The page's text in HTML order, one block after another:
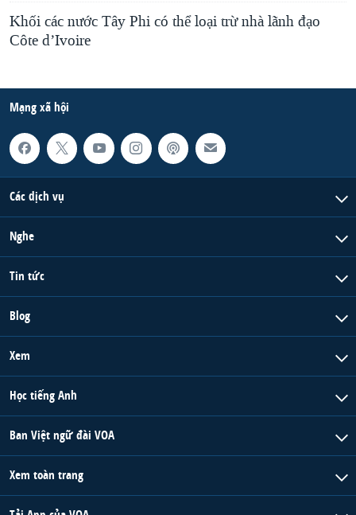
Khối các nước Tây Phi có thể loại trừ nhà lãnh đạo
Côte d’Ivoire
Mạng xã hội
Các dịch vụ
Nghe
Tin tức
Blog
Xem
Học tiếng Anh
Ban Việt ngữ đài VOA
Xem toàn trang